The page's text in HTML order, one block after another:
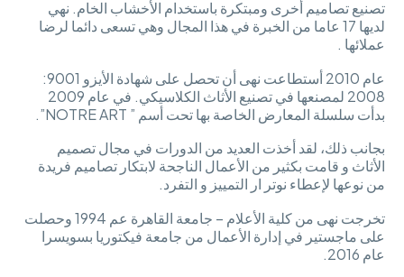
تصنيع تصاميم أخرى ومبتكرة باستخدام الأخشاب الخام. نهي
لديها 17 عاما من الخبرة في هذا المجال وهي تسعى دائما لرضا
عملائها .
عام 2010 أستطاعت نهى أن تحصل على شهادة الأيزو 9001:
2008 لمصنعها في تصنيع الأثاث الكلاسيكي. في عام 2009
بدأت سلسلة المعارض الخاصة بها تحت أسم ” NOTRE ART”.
بجانب ذلك، لقد أخذت العديد من الدورات في مجال تصميم
الأثاث و قامت بكثير من الأعمال الناجحة لابتكار تصاميم فريدة
من نوعها لإعطاء نوتر ار التمييز و التفرد.
تخرجت نهى من كلية الأعلام – جامعة القاهرة عم 1994 وحصلت
على ماجستير في إدارة الأعمال من جامعة فيكتوريا بسويسرا
عام 2016.